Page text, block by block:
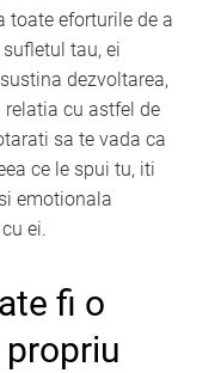
toate eforturile de a
tau, ei
dezvoltarea,
cu astfel de
sa te vada ca
ce le spui tu, iti
emotionala
ei.
fi o